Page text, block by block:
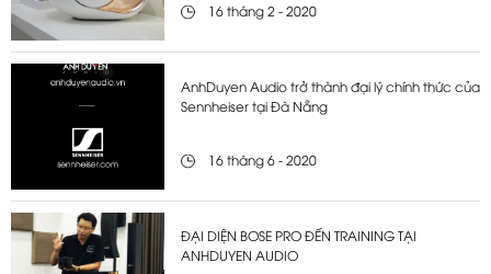
16 tháng 2 - 2020
AnhDuyen Audio trở thành đại lý chính thức của
Sennheiser tại Đà Nẵng
16 tháng 6 - 2020
ĐẠI DIỆN BOSE PRO ĐẾN TRAINING TẠI
ANHDUYEN AUDIO